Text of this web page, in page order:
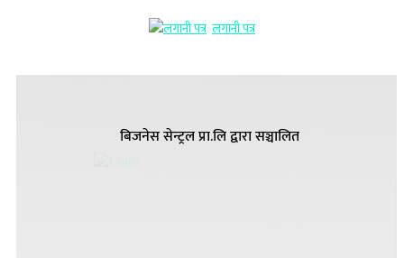
लगानी पत्र
बिजनेस सेन्ट्रल प्रा.लि द्वारा सञ्चालित